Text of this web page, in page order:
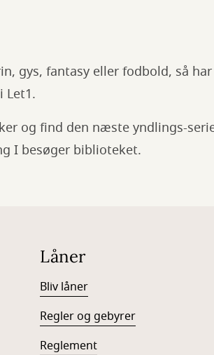
gys, fantasy eller fodbold, så
Let1.
og find den næste yndlings-
I besøger biblioteket.
Låner
Bliv låner
Regler og gebyrer
Reglement